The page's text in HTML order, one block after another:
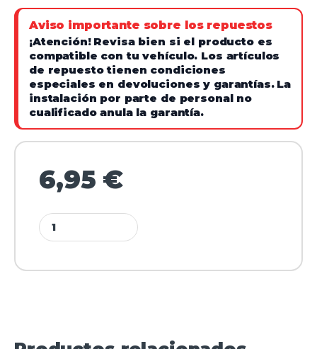
Aviso importante sobre los repuestos
¡Atención! Revisa bien si el producto es
compatible con tu vehículo. Los artículos
de repuesto tienen condiciones
especiales en devoluciones y garantías. La
instalación por parte de personal no
cualificado anula la garantía.
6,95 €